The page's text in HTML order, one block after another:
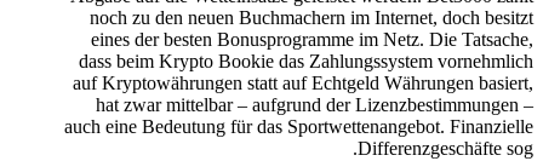
noch zu den neuen Buchmachern im Internet, doch besitzt
eines der besten Bonusprogramme im Netz. Die Tatsache,
dass beim Krypto Bookie das Zahlungssystem vornehmlich
auf Kryptowährungen statt auf Echtgeld Währungen basiert,
hat zwar mittelbar – aufgrund der Lizenzbestimmungen –
auch eine Bedeutung für das Sportwettenangebot. Finanzielle
Differenzgeschäfte sog.